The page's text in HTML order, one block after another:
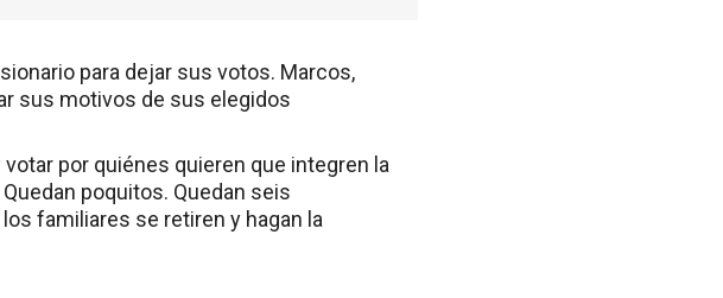
para dejar sus votos. Marcos,
sus motivos de sus elegidos
por quiénes quieren que integren la
poquitos. Quedan seis
familiares se retiren y hagan la